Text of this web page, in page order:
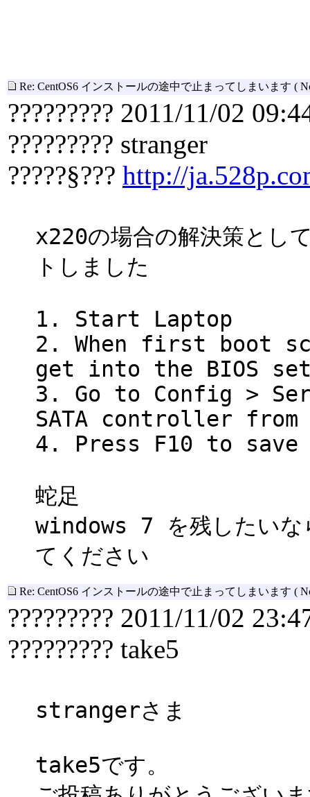
Re: CentOS6 インストールの途中で止まってしまいます (
????????? 2011/11/02
????????? stranger
?????§??? http://
x220の場合の解決策とし
トしました
1. Start Laptop
2. When first boot
get into the BIOS
3. Go to Config >
SATA controller
4. Press F10 to save
蛇足
windows 7 を残したいな
てください
Re: CentOS6 インストールの途中で止まってしまいます (
????????? 2011/11/02
????????? take5
strangerさま
take5です。